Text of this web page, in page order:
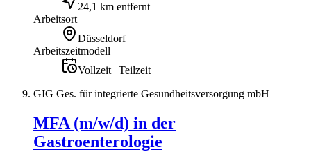
24,1 km entfernt
Arbeitsort
Düsseldorf
Arbeitszeitmodell
Vollzeit | Teilzeit
GIG Ges. für integrierte Gesundheitsversorgung mbH
MFA (m/w/d) in der
Gastroenterologie